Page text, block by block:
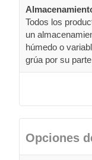
Todos los
un
húmedo o
grúa por su
Opciones